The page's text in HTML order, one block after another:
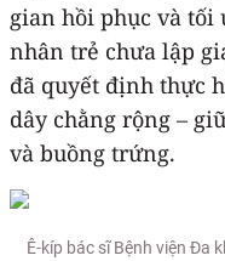
gian hồi phục và tối
nhân trẻ chưa lập
đã quyết định thực
dây chằng rộng –
và buồng trứng.
Ê-kíp bác sĩ Bệnh viện Đa